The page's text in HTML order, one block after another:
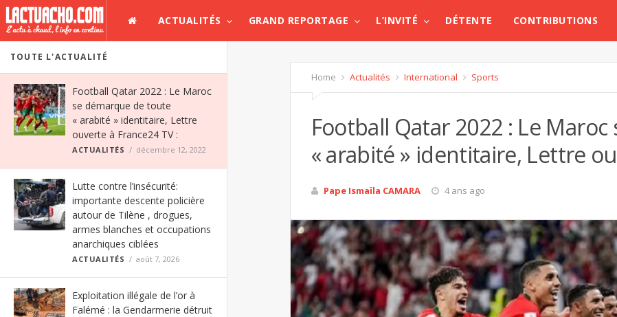
ACTUALITÉS GRAND REPORTAGE L’INVITÉ DÉTENTE CONTRIBUTIONS
TOUTE L'ACTUALITÉ
Football Qatar 2022 : Le Maroc
se démarque de toute
« arabité » identitaire, Lettre
ouverte à France24 TV :
ACTUALITÉS décembre 12, 2022
Lutte contre l’insécurité:
importante descente policière
autour de Tilène , drogues,
armes blanches et occupations
anarchiques ciblées
ACTUALITÉS août 7, 2026
Exploitation illégale de l’or à
Falémé : la Gendarmerie détruit
Home Actualités International Sports
Football Qatar 2022 : Le
« arabité » identitaire, Lettre
Pape Ismaïla CAMARA 4 ans ago